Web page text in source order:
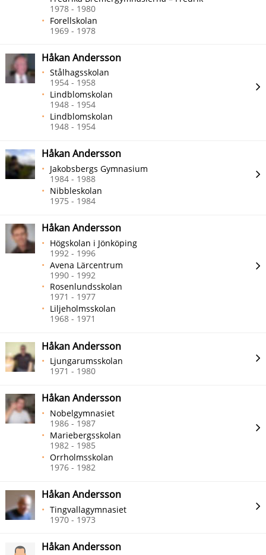
1978 - 1980
Forellskolan
1969 - 1978
Håkan Andersson
Stålhagsskolan
1954 - 1958
Lindblomskolan
1948 - 1954
Lindblomskolan
1948 - 1954
Håkan Andersson
Jakobsbergs Gymnasium
1984 - 1988
Nibbleskolan
1975 - 1984
Håkan Andersson
Högskolan i Jönköping
1992 - 1996
Avena Lärcentrum
1990 - 1992
Rosenlundsskolan
1971 - 1977
Liljeholmsskolan
1968 - 1971
Håkan Andersson
Ljungarumsskolan
1971 - 1980
Håkan Andersson
Nobelgymnasiet
1986 - 1987
Mariebergsskolan
1982 - 1985
Orrholmsskolan
1976 - 1982
Håkan Andersson
Tingvallagymnasiet
1970 - 1973
Håkan Andersson